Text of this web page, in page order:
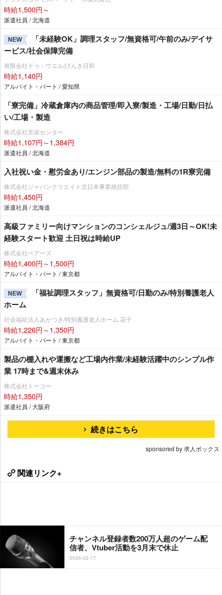
時給1,500円～
派遣社員 / 北海道
NEW
「未経験OK」調理スタッフ/無資格可/午前のみ/デイサ
ービス/社会保障完備
有限会社ドゥ・ウエル/げんき日和
時給1,140円
アルバイト・パート / 愛知県
「寮完備」冷蔵倉庫内の商品管理/即入寮/製造・工場/日勤/日払
い/工場・製造
株式会社京栄センター
時給1,107円～1,384円
派遣社員 / 北海道
入社祝い金・慰労金あり/エンジン部品の製造/無料の1R寮完備
株式会社ジャパンクリエイト北日本事業統括部
時給1,450円
派遣社員 / 北海道
高級ファミリー向けマンションのコンシェルジュ/週3日～OK!未
経験スタート歓迎 土日祝は時給UP
株式会社ベアーズ
時給1,400円～1,500円
アルバイト・パート / 東京都
NEW
「福祉調理スタッフ」無資格可/日勤のみ/特別養護老人
ホーム
社会福祉法人あかつき/特別養護老人ホーム 花子
時給1,226円～1,350円
アルバイト・パート / 東京都
製品の棚入れや運搬など工場内作業/未経験活躍中のシンプル作
業 17時まで&週末休み
株式会社トーコー
時給1,350円
派遣社員 / 大阪府
続きはこちら
sponsored by 求人ボックス
関連リンク+
チャンネル登録者数200万人超のゲーム配
信者、Vtuber活動を3月末で休止
2026-02-17